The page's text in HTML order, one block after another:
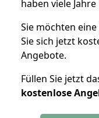
haben viele
Sie möchten eine
Sie sich jetzt
Angebote.
Füllen Sie jetzt
kostenlose